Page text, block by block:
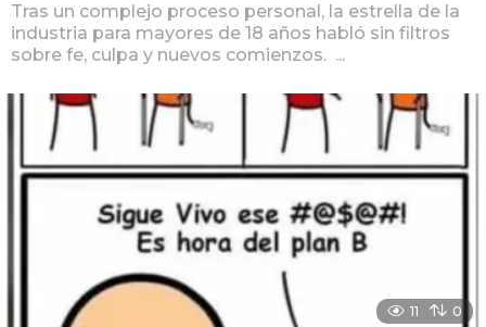
Tras un complejo proceso personal, la estrella de la
industria para mayores de 18 años habló sin filtros
sobre fe, culpa y nuevos comienzos. ...
11 0